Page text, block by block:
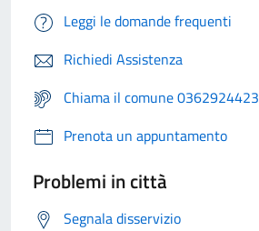
Leggi le domande frequenti
Richiedi Assistenza
Chiama il comune 0362924423
Prenota un appuntamento
Problemi in città
Segnala disservizio